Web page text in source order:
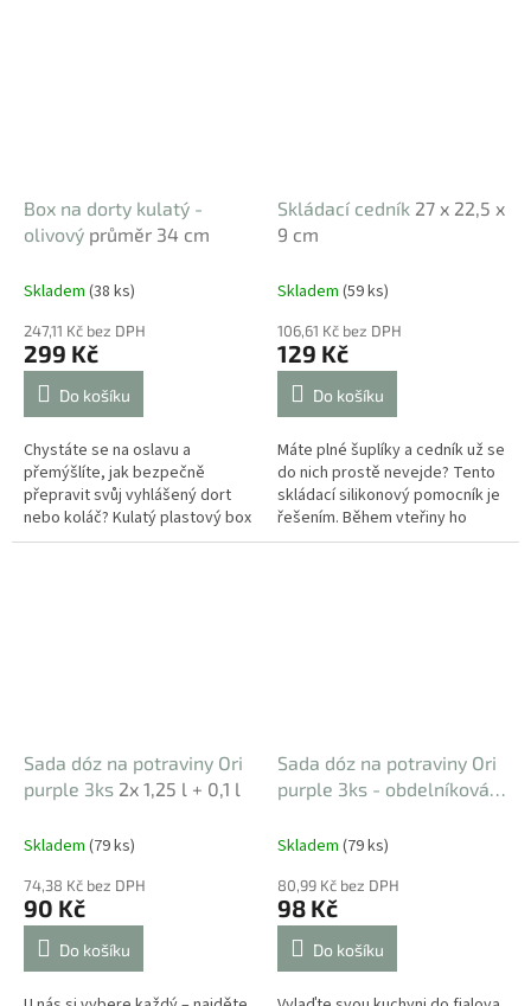
Box na dorty kulatý -
olivový průměr 34 cm
Skladem (38 ks)
247,11 Kč bez DPH
299 Kč
Do košíku
Chystáte se na oslavu a
přemýšlíte, jak bezpečně
přepravit svůj vyhlášený dort
nebo koláč? Kulatý plastový box
Branq v elegantní olivové barvě
Skládací cedník 27 x 22,5 x
9 cm
Skladem (59 ks)
106,61 Kč bez DPH
129 Kč
Do košíku
Máte plné šuplíky a cedník už se
do nich prostě nevejde? Tento
skládací silikonový pomocník je
řešením. Během vteřiny ho
rozložíte do plné velikosti pro
Sada dóz na potraviny Ori
purple 3ks 2x 1,25 l + 0,1 l
Skladem (79 ks)
74,38 Kč bez DPH
90 Kč
Do košíku
Sada dóz na potraviny Ori
purple 3ks - obdelníková
Skladem (79 ks)
80,99 Kč bez DPH
98 Kč
Do košíku